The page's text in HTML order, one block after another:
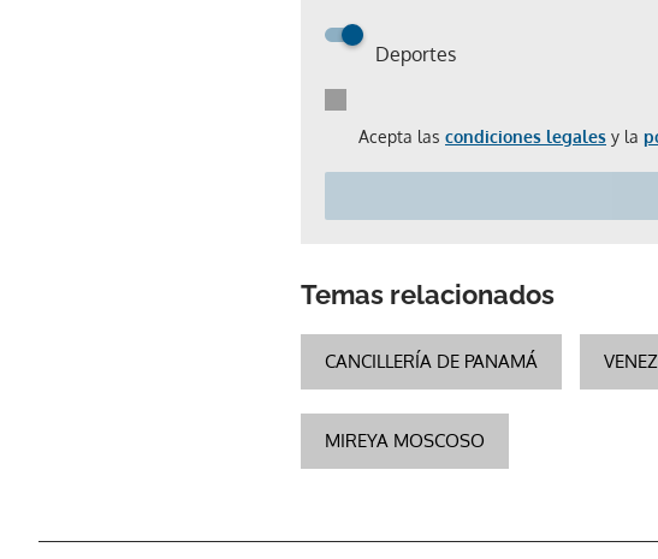
Deportes
Acepta las condiciones legales y la
Temas relacionados
CANCILLERÍA DE PANAMÁ
MIREYA MOSCOSO